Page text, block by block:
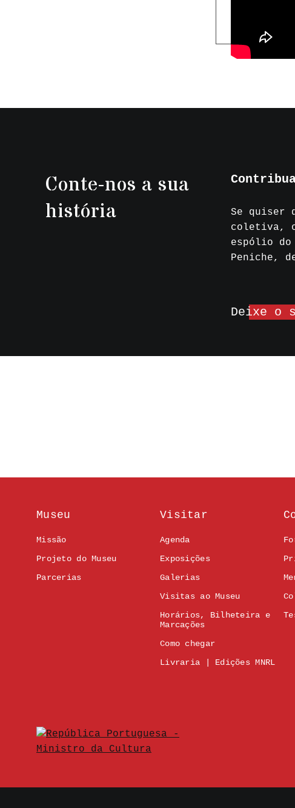
Conte-nos a sua
história
Se quiser
coletiva,
espólio do
Peniche,
Deixe o
Museu
Missão
Projeto do Museu
Parcerias
Visitar
Agenda
Exposições
Galerias
Visitas ao Museu
Horários, Bilheteira e
Marcações
Como chegar
Livraria | Edições MNRL